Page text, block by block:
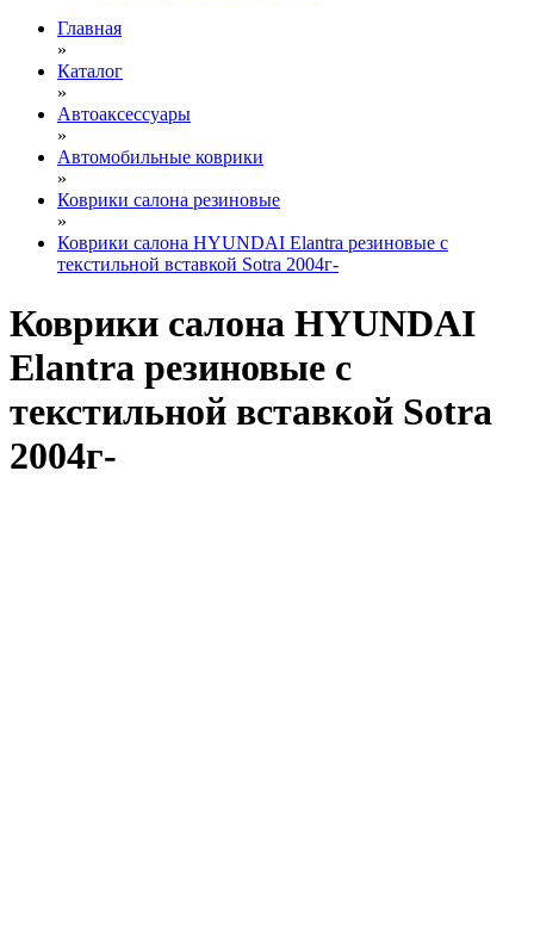
Главная
»
Каталог
»
Автоаксессуары
»
Автомобильные коврики
»
Коврики салона резиновые
»
Коврики салона HYUNDAI Elantra резиновые с
текстильной вставкой Sotra 2004г-
Коврики салона HYUNDAI
Elantra резиновые с
текстильной вставкой Sotra
2004г-